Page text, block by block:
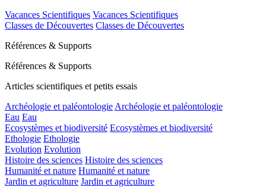
Vacances Scientifiques Vacances Scientifiques
Classes de Découvertes Classes de Découvertes
Références & Supports
Références & Supports
Articles scientifiques et petits essais
Archéologie et paléontologie Archéologie et paléontologie
Eau Eau
Ecosystèmes et biodiversité Ecosystèmes et biodiversité
Ethologie Ethologie
Evolution Evolution
Histoire des sciences Histoire des sciences
Humanité et nature Humanité et nature
Jardin et agriculture Jardin et agriculture